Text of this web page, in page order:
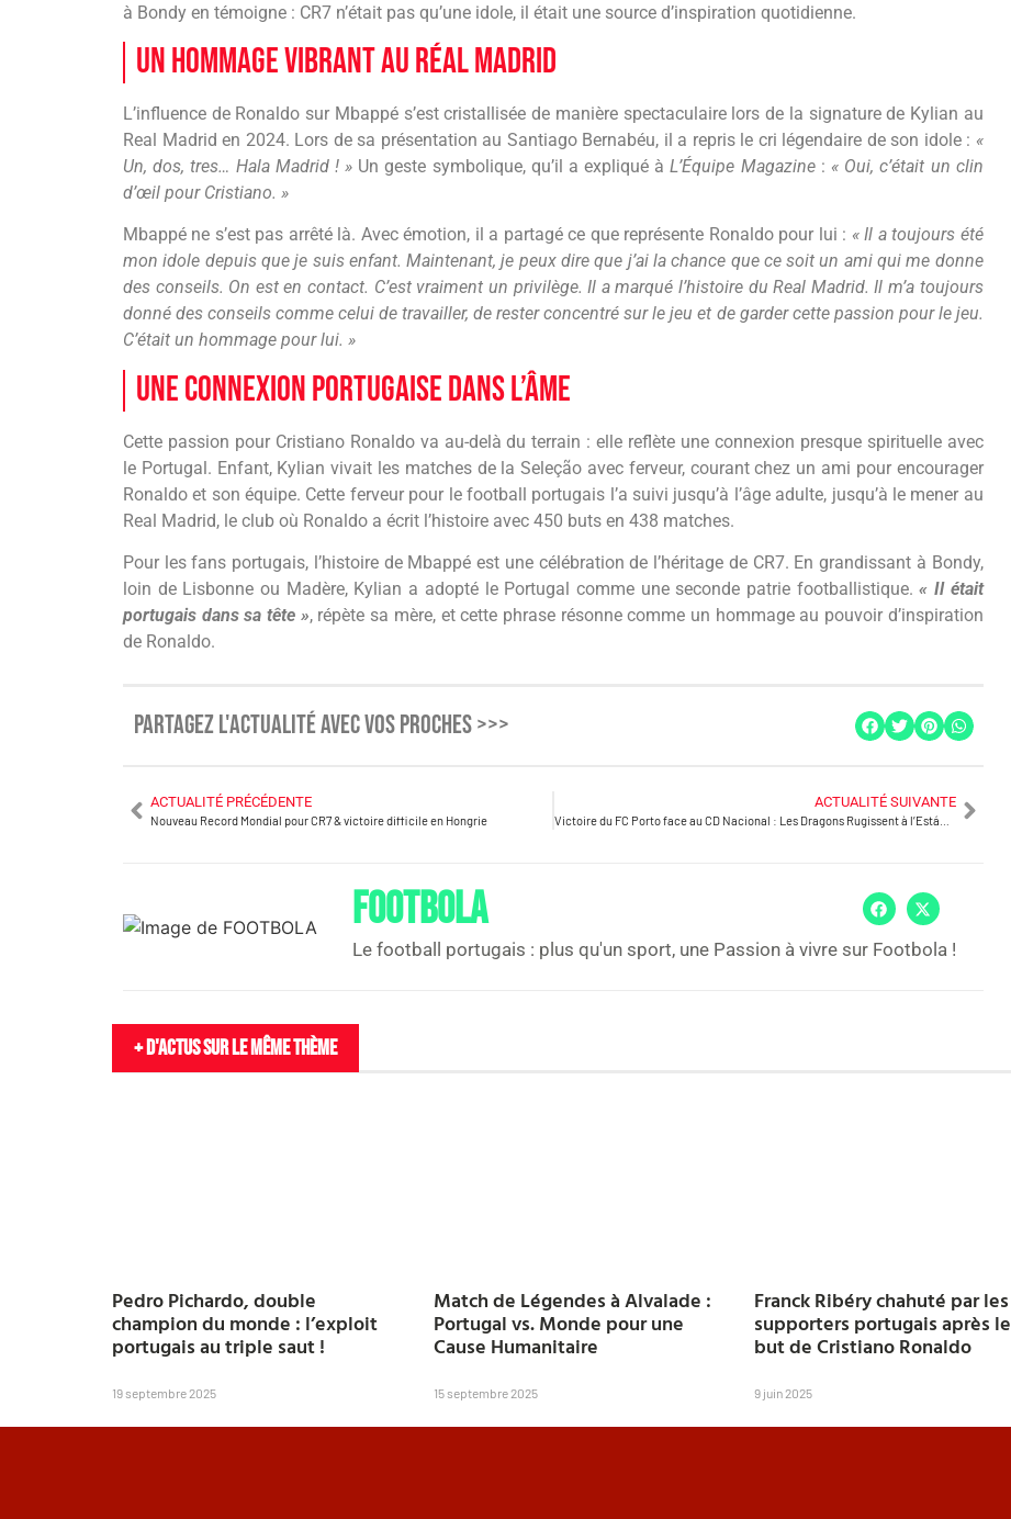
à Bondy en témoigne : CR7 n’était pas qu’une idole, il était une source d’inspiration quotidienne.
Un hommage vibrant au Réal Madrid
L’influence de Ronaldo sur Mbappé s’est cristallisée de manière spectaculaire lors de la signature de Kylian au
Real Madrid en 2024. Lors de sa présentation au Santiago Bernabéu, il a repris le cri légendaire de son idole : «
Un, dos, tres… Hala Madrid ! » Un geste symbolique, qu’il a expliqué àL’Équipe Magazine: « Oui, c’était un clin
d’œil pour Cristiano. »
Mbappé ne s’est pas arrêté là. Avec émotion, il a partagé ce que représente Ronaldo pour lui : « Il a toujours été
mon idole depuis que je suis enfant. Maintenant, je peux dire que j’ai la chance que ce soit un ami qui me donne
des conseils. On est en contact. C’est vraiment un privilège. Il a marqué l’histoire du Real Madrid. Il m’a toujours
donné des conseils comme celui de travailler, de rester concentré sur le jeu et de garder cette passion pour le jeu.
C’était un hommage pour lui. »
Une connexion portugaise dans l’âme
Cette passion pour Cristiano Ronaldo va au-delà du terrain : elle reflète une connexion presque spirituelle avec
le Portugal. Enfant, Kylian vivait les matches de la Seleção avec ferveur, courant chez un ami pour encourager
Ronaldo et son équipe. Cette ferveur pour le football portugais l’a suivi jusqu’à l’âge adulte, jusqu’à le mener au
Real Madrid, le club où Ronaldo a écrit l’histoire avec 450 buts en 438 matches.
Pour les fans portugais, l’histoire de Mbappé est une célébration de l’héritage de CR7. En grandissant à Bondy,
loin de Lisbonne ou Madère, Kylian a adopté le Portugal comme une seconde patrie footballistique.« Il était
portugais dans sa tête », répète sa mère, et cette phrase résonne comme un hommage au pouvoir d’inspiration
de Ronaldo.
PARTAGEZ L'ACTUALITÉ AVEC VOS PROCHES >>>
ACTUALITÉ PRÉCÉDENTE
Nouveau Record Mondial pour CR7 & victoire difficile en Hongrie
ACTUALITÉ SUIVANTE
FOOTBOLA
Le football portugais : plus qu'un sport, une Passion à vivre sur Footbola !
+ D'actus sur le même thème
Pedro Pichardo, double
champion du monde : l’exploit
portugais au triple saut !
19 septembre 2025
Match de Légendes à Alvalade :
Portugal vs. Monde pour une
Cause Humanitaire
15 septembre 2025
Franck Ribéry chahuté par les
supporters portugais après le
but de Cristiano Ronaldo
9 juin 2025